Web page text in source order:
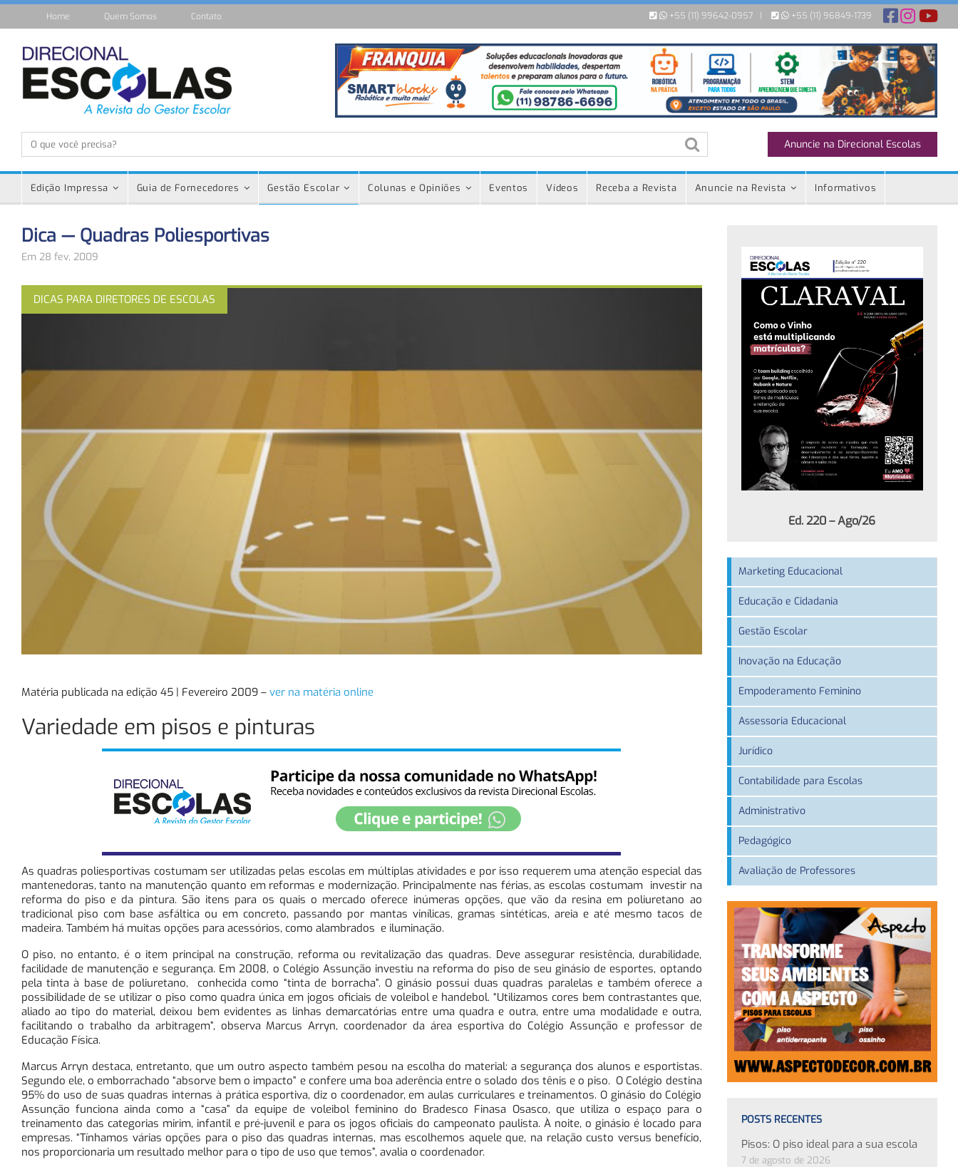
+55 (11) 99642-0957 | +55 (11) 96849-1739
Home Quem Somos Contato
Anuncie na Direcional Escolas
Edição Impressa Guia de Fornecedores Gestão Escolar Colunas e Opiniões Eventos Vídeos Receba a Revista Anuncie na Revista Informativos
Dica — Quadras Poliesportivas
Em 28 fev, 2009
DICAS PARA DIRETORES DE ESCOLAS
Matéria publicada na edição 45 | Fevereiro 2009 – ver na matéria online
Variedade em pisos e pinturas
As quadras poliesportivas costumam ser utilizadas pelas escolas em múltiplas atividades e por isso requerem uma atenção especial das
mantenedoras, tanto na manutenção quanto em reformas e modernização. Principalmente nas férias, as escolas costumam investir na
reforma do piso e da pintura. São itens para os quais o mercado oferece inúmeras opções, que vão da resina em poliuretano ao
tradicional piso com base asfáltica ou em concreto, passando por mantas vinílicas, gramas sintéticas, areia e até mesmo tacos de
madeira. Também há muitas opções para acessórios, como alambrados e iluminação.
O piso, no entanto, é o item principal na construção, reforma ou revitalização das quadras. Deve assegurar resistência, durabilidade,
facilidade de manutenção e segurança. Em 2008, o Colégio Assunção investiu na reforma do piso de seu ginásio de esportes, optando
pela tinta à base de poliuretano, conhecida como “tinta de borracha”. O ginásio possui duas quadras paralelas e também oferece a
possibilidade de se utilizar o piso como quadra única em jogos oficiais de voleibol e handebol. “Utilizamos cores bem contrastantes que,
aliado ao tipo do material, deixou bem evidentes as linhas demarcatórias entre uma quadra e outra, entre uma modalidade e outra,
facilitando o trabalho da arbitragem”, observa Marcus Arryn, coordenador da área esportiva do Colégio Assunção e professor de
Educação Física.
Marcus Arryn destaca, entretanto, que um outro aspecto também pesou na escolha do material: a segurança dos alunos e esportistas.
Segundo ele, o emborrachado “absorve bem o impacto” e confere uma boa aderência entre o solado dos tênis e o piso. O Colégio destina
95% do uso de suas quadras internas à prática esportiva, diz o coordenador, em aulas curriculares e treinamentos. O ginásio do Colégio
Assunção funciona ainda como a “casa” da equipe de voleibol feminino do Bradesco Finasa Osasco, que utiliza o espaço para o
treinamento das categorias mirim, infantil e pré-juvenil e para os jogos oficiais do campeonato paulista. À noite, o ginásio é locado para
empresas. “Tínhamos várias opções para o piso das quadras internas, mas escolhemos aquele que, na relação custo versus benefício,
nos proporcionaria um resultado melhor para o tipo de uso que temos”, avalia o coordenador.
Ed. 220 – Ago/26
Marketing Educacional
Educação e Cidadania
Gestão Escolar
Inovação na Educação
Empoderamento Feminino
Assessoria Educacional
Jurídico
Contabilidade para Escolas
Administrativo
Pedagógico
Avaliação de Professores
POSTS RECENTES
Pisos: O piso ideal para a sua escola
7 de agosto de 2026